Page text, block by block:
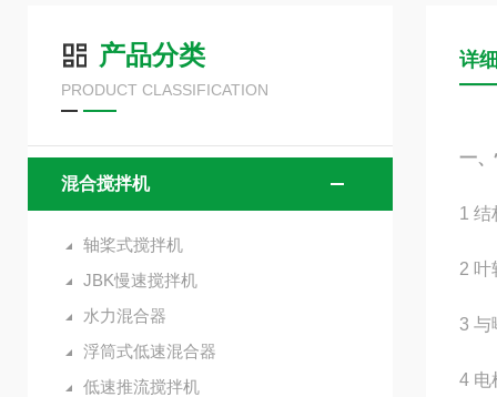
产品分类
PRODUCT CLASSIFICATION
混合搅拌机
轴桨式搅拌机
JBK慢速搅拌机
水力混合器
浮筒式低速混合器
低速推流搅拌机
详
一、
1 结
2 叶
3 与
4 电